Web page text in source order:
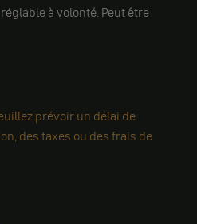
à volonté. Peut être
prévoir un délai de
des taxes ou des frais de